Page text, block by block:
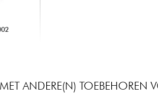
ANDERE(N) TOEBEHOREN